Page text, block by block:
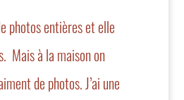
photos entières et elle
Mais à la maison on
de photos. J’ai une